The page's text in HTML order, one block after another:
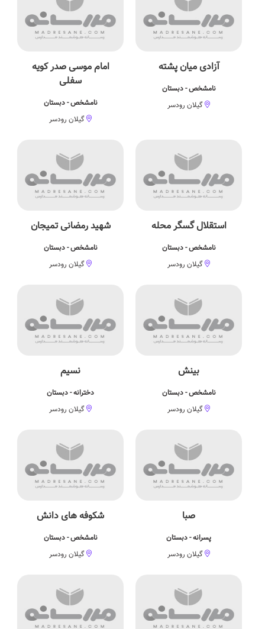
آزادی میان پشته
نامشخص - دبستان
گیلان رودسر
امام موسی صدر کویه
سفلی
نامشخص - دبستان
گیلان رودسر
استقلال گسگر محله
نامشخص - دبستان
گیلان رودسر
شهید رمضانی تمیجان
نامشخص - دبستان
گیلان رودسر
بینش
نامشخص - دبستان
گیلان رودسر
نسیم
دخترانه - دبستان
گیلان رودسر
صبا
پسرانه - دبستان
گیلان رودسر
شکوفه های دانش
نامشخص - دبستان
گیلان رودسر